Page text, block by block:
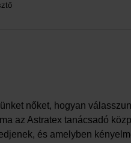
nőket, hogyan
az Astratex tanácsadó
és amelyben